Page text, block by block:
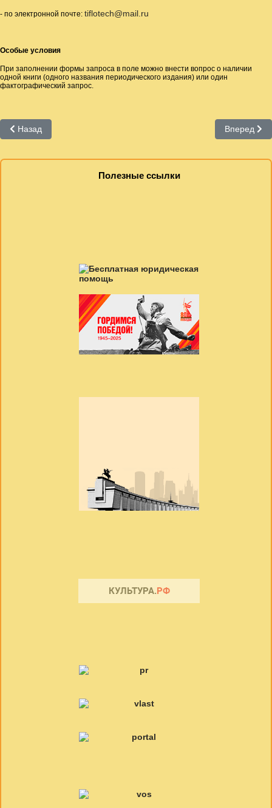
- по электронной почте: tiflotech@mail.ru
Особые условия
При заполнении формы запроса в поле можно внести вопрос о наличии
одной книги (одного названия периодического издания) или один
фактографический запрос.
Предыдущий: Получить пароль и доступ к Онлайн-Библиотеке
Назад Вперед
Полезные ссылки